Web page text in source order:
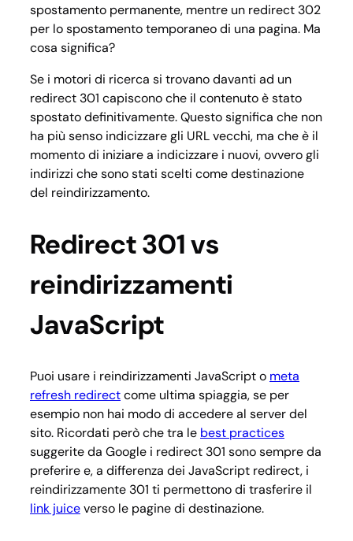
spostamento permanente, mentre un redirect 302
per lo spostamento temporaneo di una pagina. Ma
cosa significa?
Se i motori di ricerca si trovano davanti ad un
redirect 301 capiscono che il contenuto è stato
spostato definitivamente. Questo significa che non
ha più senso indicizzare gli URL vecchi, ma che è il
momento di iniziare a indicizzare i nuovi, ovvero gli
indirizzi che sono stati scelti come destinazione
del reindirizzamento.
Redirect 301 vs
reindirizzamenti
JavaScript
Puoi usare i reindirizzamenti JavaScript o meta
refresh redirectcome ultima spiaggia, se per
esempio non hai modo di accedere al server del
sito. Ricordati però che tra le best practices
suggerite da Google i redirect 301 sono sempre da
preferire e, a differenza dei JavaScript redirect, i
reindirizzamente 301 ti permettono di trasferire il
link juiceverso le pagine di destinazione.